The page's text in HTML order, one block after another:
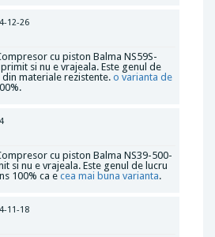
12-26
cu piston Balma NS59S-
si nu e vrajeala. Este genul de
materiale rezistente. o varianta de
cu piston Balma NS39-500-
si nu e vrajeala. Este genul de lucru
100% ca e cea mai buna varianta.
11-18